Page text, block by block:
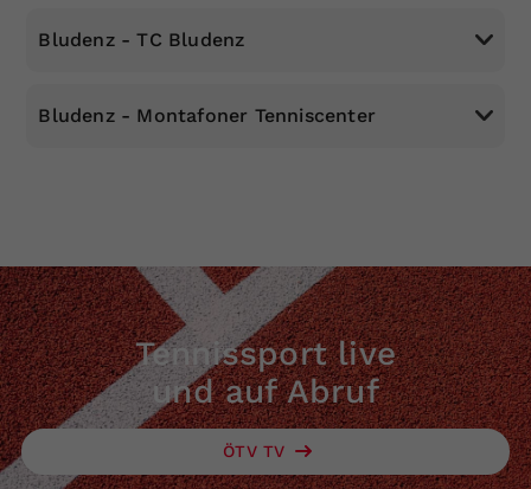
Bludenz - TC Bludenz
Bludenz - Montafoner Tenniscenter
Tennissport live
und auf Abruf
ÖTV TV